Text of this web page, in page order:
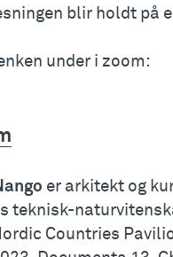
blir holdt på
under i zoom:
er arkitekt og
teknisk-
Countries